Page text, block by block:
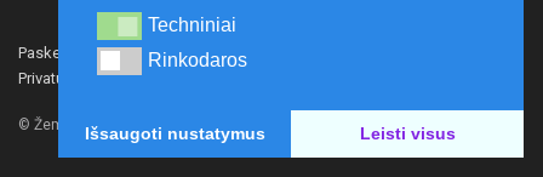
Paskelbk naujieną Rašyti redakcijai
Privatumo politika
© Žemaitijos gidas.
Techniniai
Techniniai
Rinkodaros
Rinkodaros
Išsaugoti nustatymus Leisti visus